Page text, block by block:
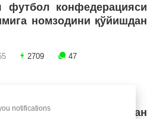
футбол конфедерацияси
номзодини қўйишдан
2709 47
ярим ҳимоячи билан
notifications